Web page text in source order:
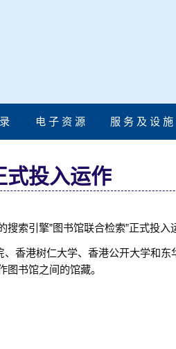
电 子 资 源 服 务 及 设 施
式投入运作
索引擎”图书馆联合检索”正式投入
、香港树仁大学、香港公开大学和
图书馆之间的馆藏。